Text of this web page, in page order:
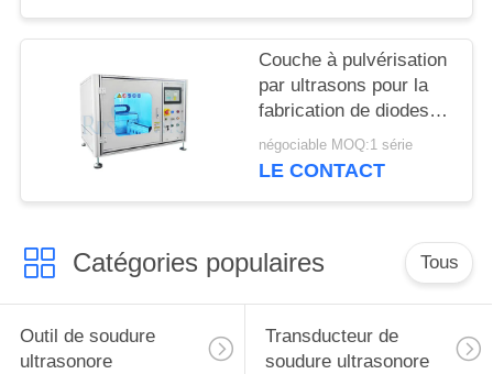
Couche à pulvérisation
par ultrasons pour la
fabrication de diodes
polymères organiques
électroluminescentes
négociable MOQ:1 série
LE CONTACT
Catégories populaires Tous
Outil de soudure
ultrasonore
Transducteur de
soudure ultrasonore